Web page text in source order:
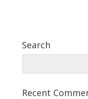
Search
Recent